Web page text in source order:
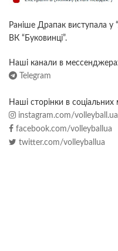
Раніше Драпак виступала у
ВК “Буковинці”.
Наші канали в
Telegram
Наші сторінки в
instagram.com/volleyball.ua
facebook.com/volleyballua
twitter.com/volleyballua